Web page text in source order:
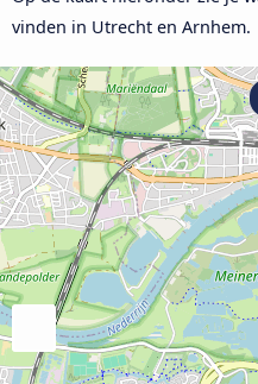
vinden in Utrecht en Arnhem.